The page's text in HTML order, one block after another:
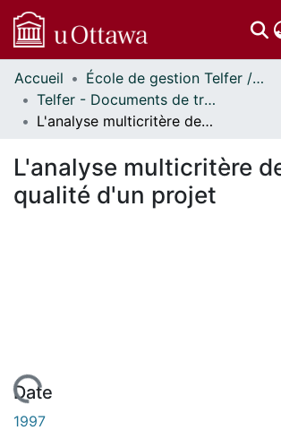
Communautés
et collections
Parcourir
À propos
Accueil
École de gestion Telfer // Telfer School of Management
Telfer - Documents de travail // Telfer - Working Papers
L'analyse multicritère de la qualité d'un projet
L'analyse multicritère
qualité d'un projet
Date
1997